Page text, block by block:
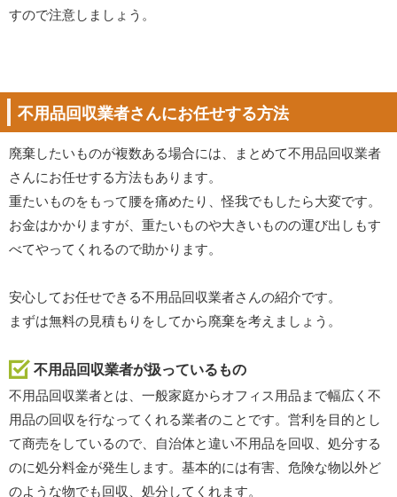
すので注意しましょう。
不用品回収業者さんにお任せする方法
廃棄したいものが複数ある場合には、まとめて不用品回収業者
さんにお任せする方法もあります。
重たいものをもって腰を痛めたり、怪我でもしたら大変です。
お金はかかりますが、重たいものや大きいものの運び出しもす
べてやってくれるので助かります。
安心してお任せできる不用品回収業者さんの紹介です。
まずは無料の見積もりをしてから廃棄を考えましょう。
不用品回収業者が扱っているもの
不用品回収業者とは、一般家庭からオフィス用品まで幅広く不
用品の回収を行なってくれる業者のことです。営利を目的とし
て商売をしているので、自治体と違い不用品を回収、処分する
のに処分料金が発生します。基本的には有害、危険な物以外ど
のような物でも回収、処分してくれます。